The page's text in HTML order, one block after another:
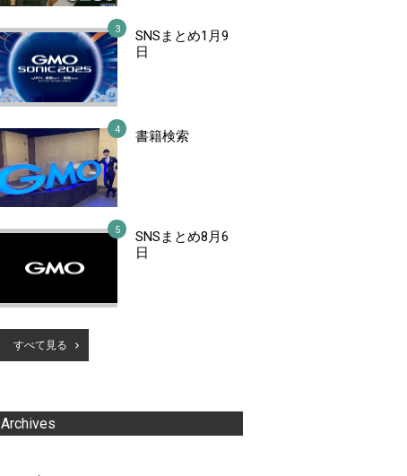
SNSまとめ1月9
日
書籍検索
SNSまとめ8月6
日
すべて見る
Archives